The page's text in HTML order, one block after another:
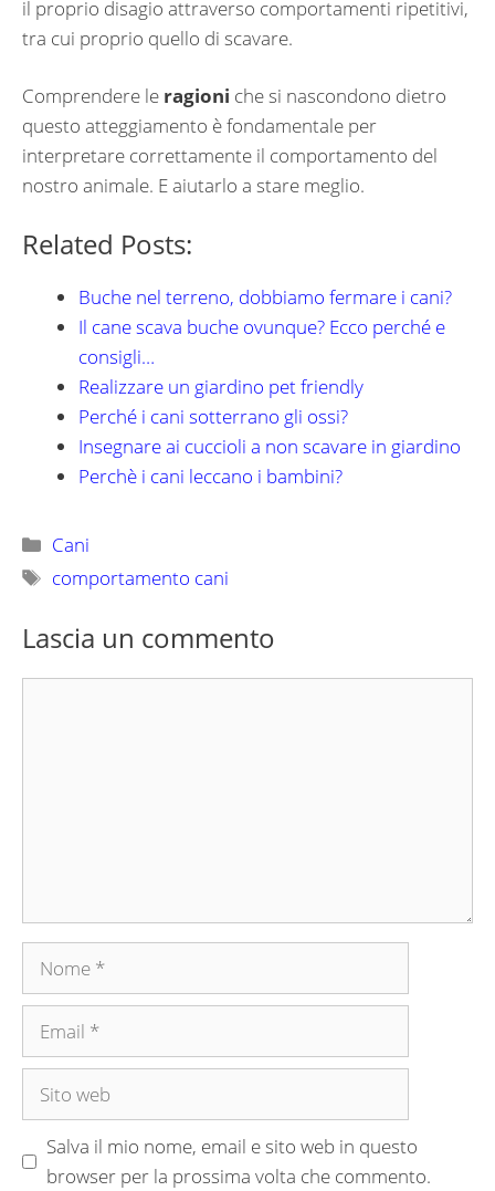
il proprio disagio attraverso comportamenti ripetitivi,
tra cui proprio quello di scavare.
Comprendere le ragioni che si nascondono dietro
questo atteggiamento è fondamentale per
interpretare correttamente il comportamento del
nostro animale. E aiutarlo a stare meglio.
Related Posts:
Buche nel terreno, dobbiamo fermare i cani?
Il cane scava buche ovunque? Ecco perché e
consigli…
Realizzare un giardino pet friendly
Perché i cani sotterrano gli ossi?
Insegnare ai cuccioli a non scavare in giardino
Perchè i cani leccano i bambini?
Categorie
Cani
Tag
comportamento cani
Lascia un commento
Nome
Email
Sito
Salva il mio nome, email e sito web in questo
browser per la prossima volta che commento.